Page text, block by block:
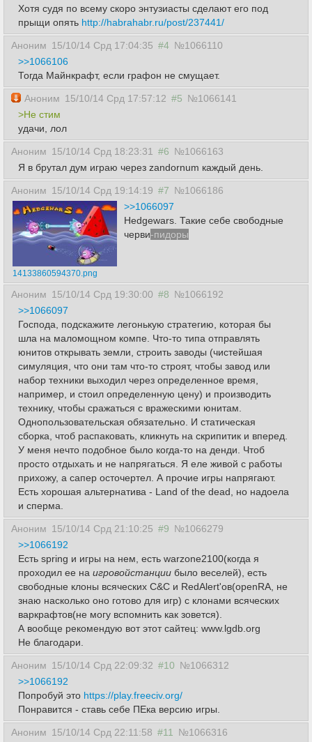
Хотя судя по всему скоро энтузиасты сделают его под
прыщи опять http://habrahabr.ru/post/237441/
Аноним 15/10/14 Срд 17:04:35 #4 №1066110
>>1066106
Тогда Майнкрафт, если графон не смущает.
Аноним 15/10/14 Срд 17:57:12 #5 №1066141
>Не стим
удачи, лол
Аноним 15/10/14 Срд 18:23:31 #6 №1066163
Я в брутал дум играю через zandornum каждый день.
Аноним 15/10/14 Срд 19:14:19 #7 №1066186
14133860594370.png
>>1066097
Hedgewars. Такие себе свободные
черви-пидоры
Аноним 15/10/14 Срд 19:30:00 #8 №1066192
>>1066097
Господа, подскажите легонькую стратегию, которая бы
шла на маломощном компе. Что-то типа отправлять
юнитов открывать земли, строить заводы (чистейшая
симуляция, что они там что-то строят, чтобы завод или
набор техники выходил через определенное время,
например, и стоил определенную цену) и производить
технику, чтобы сражаться с вражескими юнитам.
Однопользовательская обязательно. И статическая
сборка, чтоб распаковать, кликнуть на скрипитик и вперед.
У меня нечто подобное было когда-то на денди. Чтоб
просто отдыхать и не напрягаться. Я еле живой с работы
прихожу, а сапер осточертел. А прочие игры напрягают.
Есть хорошая альтернатива - Land of the dead, но надоела
и сперма.
Аноним 15/10/14 Срд 21:10:25 #9 №1066279
>>1066192
Есть spring и игры на нем, есть warzone2100(когда я
проходил ее на игровойстанции было веселей), есть
свободные клоны всяческих C&C и RedAlert'ов(openRA, не
знаю насколько оно готово для игр) с клонами всяческих
варкрафтов(не могу вспомнить как зовется).
А вообще рекомендую вот этот сайтец: www.lgdb.org
Не благодари.
Аноним 15/10/14 Срд 22:09:32 #10 №1066312
>>1066192
Попробуй это https://play.freeciv.org/
Понравится - ставь себе ПЕка версию игры.
Аноним 15/10/14 Срд 22:11:58 #11
№1066316